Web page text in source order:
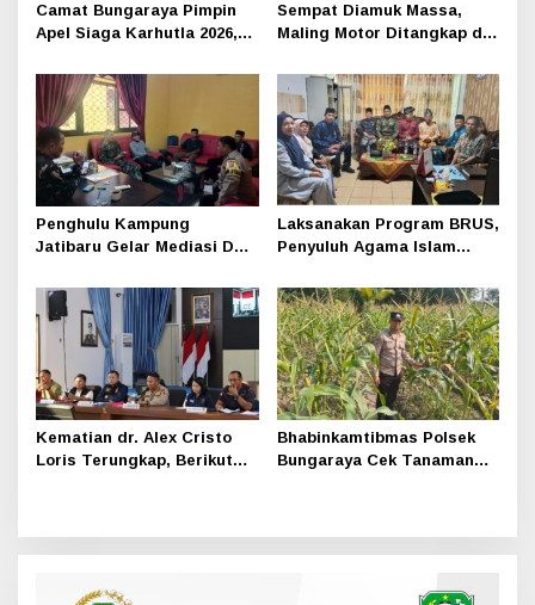
Camat Bungaraya Pimpin
Apel Siaga Karhutla 2026,
Perusahaan dan
Masyarakat Dikuatkan
Sempat Diamuk Massa,
Maling Motor Ditangkap di
Penghulu Kampung
Jatibaru Gelar Mediasi Dua
Pihak Tak Hadir
Laksanakan Program BRUS,
Penyuluh Agama Islam
1
Kematian dr. Alex Cristo
Loris Terungkap, Berikut
Bhabinkamtibmas Polsek
Bungaraya Cek Tanaman